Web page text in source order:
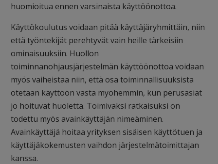
huomioitua ennen varsinaista käyttöönottoa.
Käyttökoulutus voidaan pitää käyttäjäryhmittäin, niin
että työntekijät perehtyvät vain heille tärkeisiin
ominaisuuksiin. Huollon
toiminnanohjausjärjestelmän käyttöönottoa voidaan
myös vaiheistaa niin, että osa toiminnallisuuksista
otetaan käyttöönvasta myöhemmin, kun perusasiat
jo hoituvat huoletta. Toimivaksi ratkaisuksi on
todettu myös avainkäyttäjän nimeäminen.
Avainkäyttäjä hoitaa yrityksen sisäisen käyttötuen ja
käyttäjäkokemusten vaihdon järjestelmätoimittajan
kanssa.